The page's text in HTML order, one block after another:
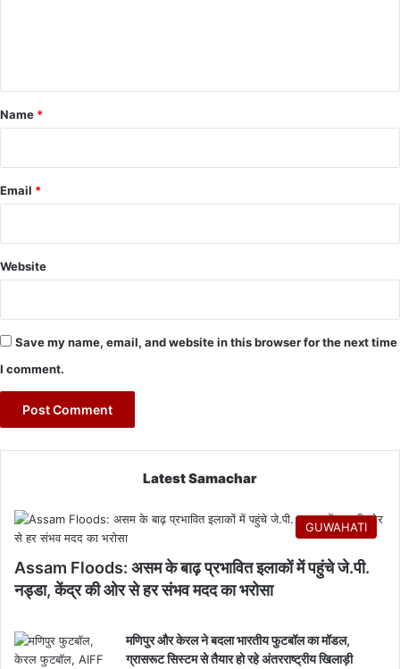
*
Name *
Email *
Website
Save my name, email, and website in this browser for the next time
I comment.
Latest Samachar
GUWAHATI
Assam Floods: असम के बाढ़ प्रभावित इलाकों में पहुंचे जे.पी.
नड्डा, केंद्र की ओर से हर संभव मदद का भरोसा
मणिपुर और केरल ने बदला भारतीय फुटबॉल का मॉडल,
ग्रासरूट सिस्टम से तैयार हो रहे अंतरराष्ट्रीय खिलाड़ी